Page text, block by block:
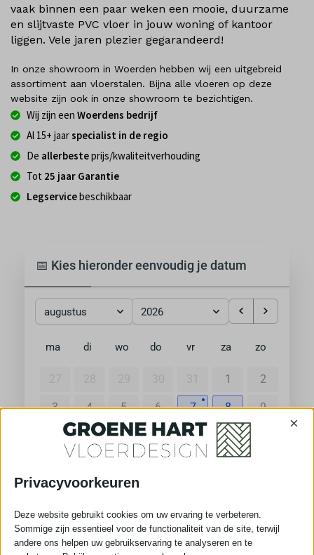
vaak binnen een paar weken een mooie, duurzame
en slijtvaste PVC vloer in jouw woning of kantoor
liggen. Vele jaren plezier gegarandeerd!
In onze showroom in Woerden hebben wij een uitgebreid
assortiment aan vloerstalen. Bijna alle vloeren op deze
website zijn ook in onze showroom te bezichtigen.
Wij zijn een Woerdens bedrijf
Al 15+ jaarspecialist in de regio
De allerbesteprijs/kwaliteitverhouding
Tot 25 jaar Garantie
Legservicebeschikbaar
📅 Kies hieronder eenvoudig je datum
augustus 2026
ma di wo do vr za zo
27 28 29 30 31 1 2
3 4 5 6 7 8 9
11 12 13 14 15
24 25 26
31 1 2 3 4 5 6
Privacyvoorkeuren
×
Deze website gebruikt cookies om uw ervaring te verbeteren.
Sommige zijn essentieel voor de functionaliteit van de site, terwijl
andere ons helpen uw gebruikservaring te analyseren en te